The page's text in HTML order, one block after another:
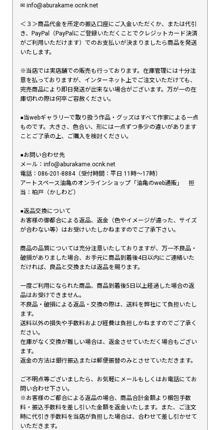
✉︎ info@aburakame.ocnk.net
＜３＞商品代金を所定の振込口座にご入金いただくか、または代引
き、PayPal（PayPalにご登録いただくことでクレジットカード決済
がご利用いただけます）でのお支払いが決まりましたら商品を発送
いたします。
※当店では実店舗での販売も行っております。在庫管理には十分注
意を払っておりますが、インターネット上でご注文いただけても、
完売商品により即日発送が出来ない場合がございます。万が一の在
庫切れの際は何卒ご容赦ください。
●当webギャラリーで取り扱う作品・グッズはすべて作家による一点
ものです。大きさ、色合い、形には一点ずつ多少の違いがあります
ことご了承の上、ご購入を検討ください。
●お問い合わせ先
メール：info@aburakame.ocnk.net
電話：086-201-8884（受付時間：平日 11時〜17時）
アートスペース油亀のオンラインショップ「油亀のweb通販」 担
当：柏戸（かしわど）
●返品交換について
お客様の御都合による返品、返金（色やイメージが違った、サイズ
が合わない等）はお受けいたしかねますのでご了承下さい。
商品の品質については充分注意いたしておりますが、万一不良品・
破損がありました場合、お手元に商品到着後4日以内にご連絡いた
だければ、良品と交換または返品を賜ります。
一度ご利用になられた商品、商品到着後5日以上経過した場合の返
品はお受けできません。
不良品・破損による返品・交換の際は、送料を弊社にて負担いたし
ます。
送料以外の損失や手数料および経費は負担しかねますのでご了承く
ださい。
在庫がなく交換が難しい場合は、返金させていただく場合もござい
ます。
返金の方法は銀行振込または郵便振替のみとさせていただきます。
ご不明点等ございましたら、お気軽にメールもしくはお電話にてお
問い合わせ下さい。
※お客様のご都合による返品の場合、商品合計金額より梱包手数
料・振込手数料を差し引いた金額を返金いたします。また、ご注文
時に代引き手数料を当店が負担した場合は、合わせて差し引かせて
いただきます。